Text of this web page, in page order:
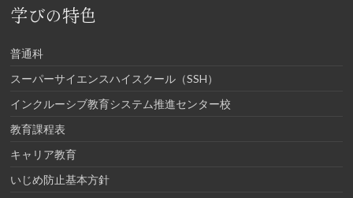
学びの特色
普通科
スーパーサイエンスハイスクール（SSH）
インクルーシブ教育システム推進センター校
教育課程表
キャリア教育
いじめ防止基本方針